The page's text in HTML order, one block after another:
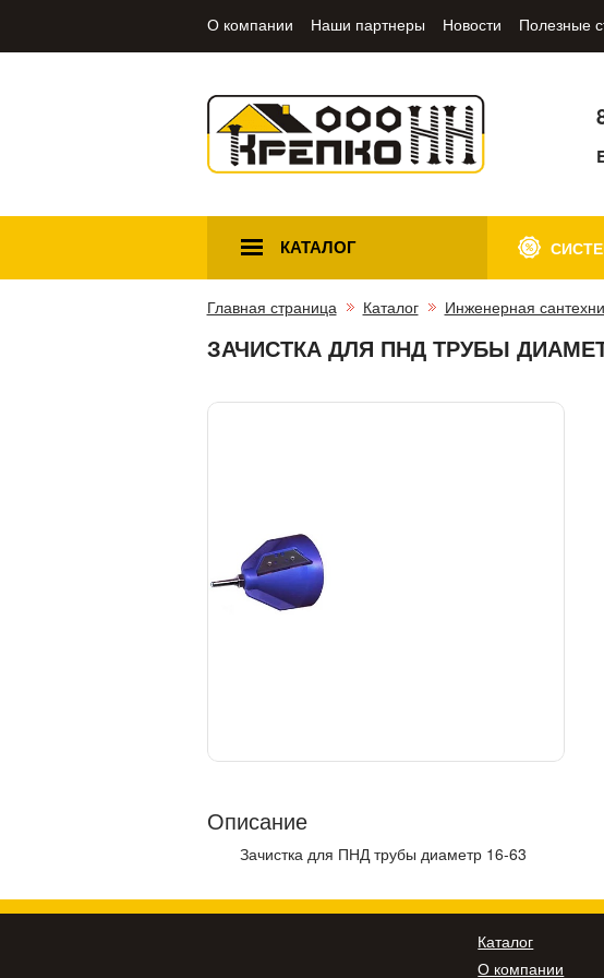
О компании Наши партнеры Новости Полезные
КАТАЛОГ
Главная страница Каталог Инженерная
ЗАЧИСТКА ДЛЯ ПНД ТРУБЫ
Описание
Зачистка для ПНД трубы диаметр 16-63
Каталог
О компании